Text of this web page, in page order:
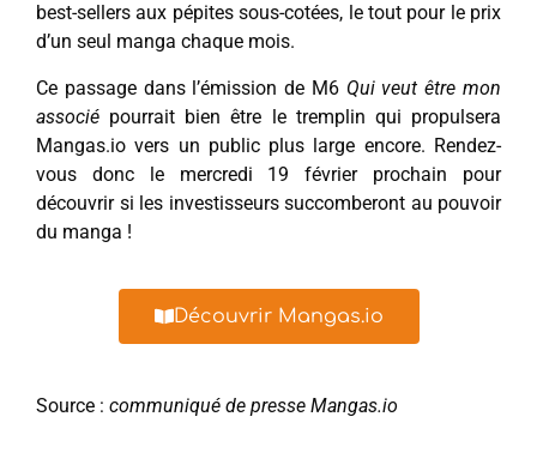
best-sellers aux pépites sous-cotées, le tout pour le prix
d’un seul manga chaque mois.
Ce passage dans l’émission de M6 Qui veut être mon
associé pourrait bien être le tremplin qui propulsera
Mangas.io vers un public plus large encore. Rendez-
vous donc le mercredi 19 février prochain pour
découvrir si les investisseurs succomberont au pouvoir
du manga !
Découvrir Mangas.io
Source : communiqué de presse Mangas.io